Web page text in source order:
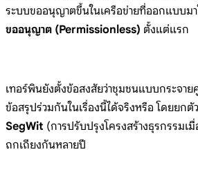
ระบบขออนุญาตขึ้นในเครือข่ายที่ออกแบบม
ขออนุญาต (Permissionless) ตั้งแต่แรก
เทอร์พินยังตั้งข้อสงสัยว่าชุมชนแบบกระจา
ข้อสรุปร่วมกันในเรื่องนี้ได้จริงหรือ โดยยกตั
SegWit (การปรับปรุงโครงสร้างธุรกรรมเ
ถกเถียงกันหลายปี